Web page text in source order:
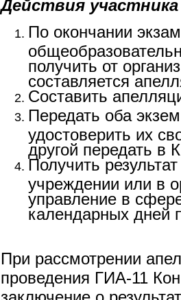
Действия
По окончании
получить от
составляется
Составить
Передать оба
удостоверить их
другой передать в
Получить
учреждении или в
управление в
календарных дней
При рассмотрении
проведения ГИА-11